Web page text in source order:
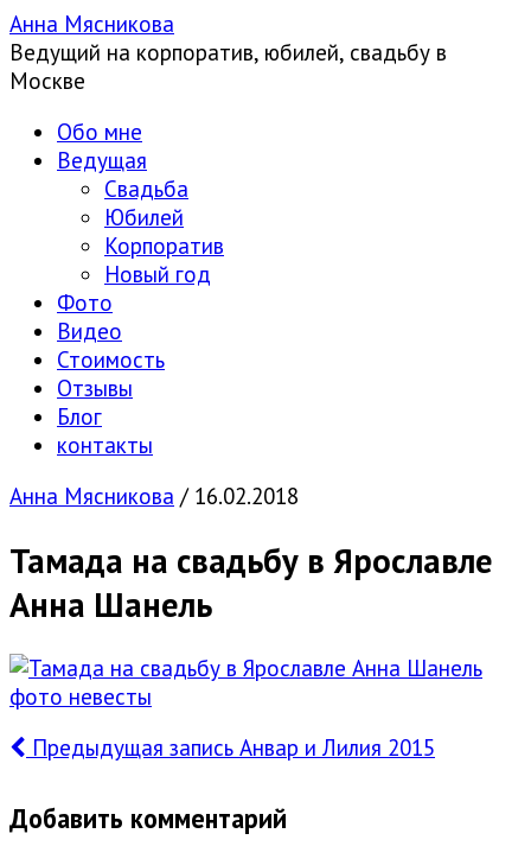
Анна Мясникова
Ведущий на корпоратив, юбилей, свадьбу в
Москве
Обо мне
Ведущая
Свадьба
Юбилей
Корпоратив
Новый год
Фото
Видео
Стоимость
Отзывы
Блог
контакты
Анна Мясникова / 16.02.2018
Тамада на свадьбу в Ярославле
Анна Шанель
Предыдущая запись Анвар и Лилия 2015
Добавить комментарий